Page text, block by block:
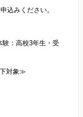
込みください。
：高校3年生・受
対象≫